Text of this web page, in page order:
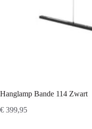
Hanglamp Bande 114 Zwart
€ 399,95